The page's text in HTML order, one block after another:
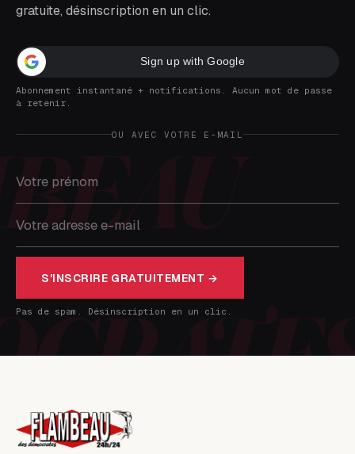
gratuite, désinscription en un clic.
Sign up with Google
Abonnement instantané + notifications. Aucun mot de passe
à retenir.
OU AVEC VOTRE E-MAIL
S'INSCRIRE GRATUITEMENT →
Pas de spam. Désinscription en un clic.